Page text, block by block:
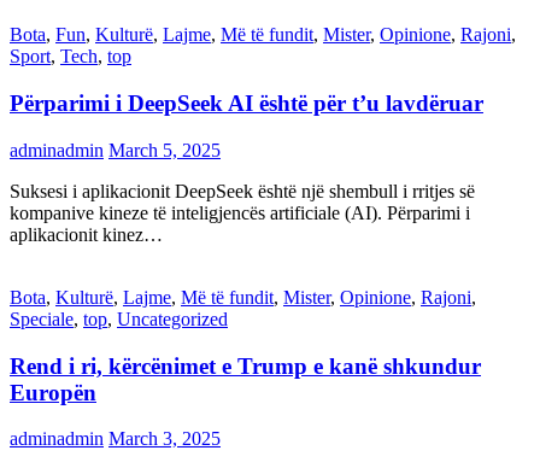
Bota, Fun, Kulturë, Lajme, Më të fundit, Mister, Opinione, Rajoni,
Sport, Tech, top
Përparimi i DeepSeek AI është për t’u lavdëruar
adminadmin March 5, 2025
Suksesi i aplikacionit DeepSeek është një shembull i rritjes së
kompanive kineze të inteligjencës artificiale (AI). Përparimi i
aplikacionit kinez…
Bota, Kulturë, Lajme, Më të fundit, Mister, Opinione, Rajoni,
Speciale, top, Uncategorized
Rend i ri, kërcënimet e Trump e kanë shkundur
Europën
adminadmin March 3, 2025